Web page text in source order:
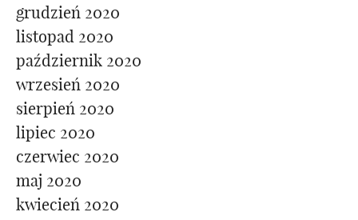
grudzień 2020
listopad 2020
październik 2020
wrzesień 2020
sierpień 2020
lipiec 2020
czerwiec 2020
maj 2020
kwiecień 2020